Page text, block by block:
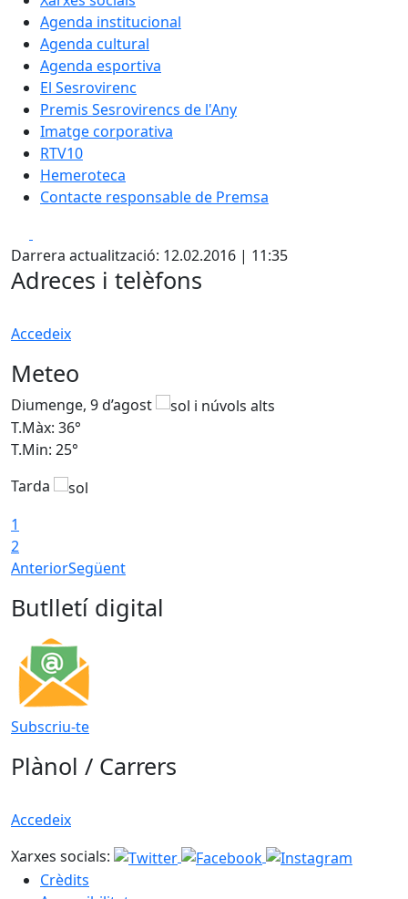
Agenda institucional
Agenda cultural
Agenda esportiva
El Sesrovirenc
Premis Sesrovirencs de l'Any
Imatge corporativa
RTV10
Hemeroteca
Contacte responsable de Premsa
Darrera actualització: 12.02.2016 | 11:35
Adreces i telèfons
Accedeix
Meteo
Diumenge, 9 d’agost
T.Màx: 36°
T.Min: 25°
Tarda
1
2
AnteriorSegüent
Butlletí digital
Subscriu-te
Plànol / Carrers
Accedeix
Xarxes socials:
Crèdits